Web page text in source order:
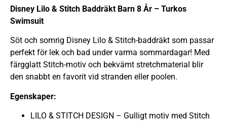
Disney Lilo & Stitch Baddräkt Barn 8 År – Turkos
Swimsuit
Söt och somrig Disney Lilo & Stitch-baddräkt som passar
perfekt för lek och bad under varma sommardagar! Med
färgglatt Stitch-motiv och bekvämt stretchmaterial blir
den snabbt en favorit vid stranden eller poolen.
Egenskaper:
LILO & STITCH DESIGN – Gulligt motiv med Stitch